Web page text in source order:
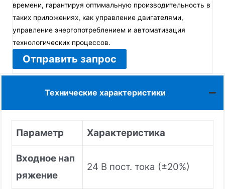
времени, гарантируя оптимальную производительность в
таких приложениях, как управление двигателями,
управление энергопотреблением и автоматизация
технологических процессов.
Отправить запрос
Технические характеристики
Параметр Характеристика
Входное нап
ряжение
24 В пост. тока (±20%)